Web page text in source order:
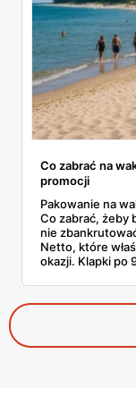
Co zabrać na
promocji
Pakowanie na wakacje potrafi przyprawić o
Co zabrać, żeby
nie
Netto, które
okazji. Klapki po
wszystko, co
promocyjnych
urlopowym!
wrzucić do
gofry z budki.